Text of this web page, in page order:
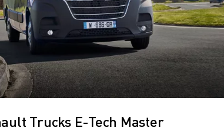
Trucks E-Tech Master